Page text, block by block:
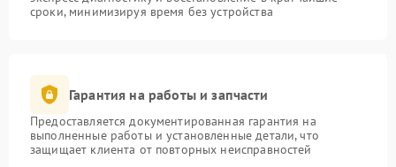
сроки, минимизируя время без устройства
Гарантия на работы и запчасти
Предоставляется документированная гарантия на
выполненные работы и установленные детали, что
защищает клиента от повторных неисправностей